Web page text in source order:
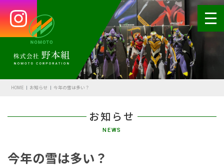
お知らせ
NEWS
HOME お知らせ 今年の雪は多い？
今年の雪は多い？
HOME
代表あいさつ
会社概要・沿革
受賞歴